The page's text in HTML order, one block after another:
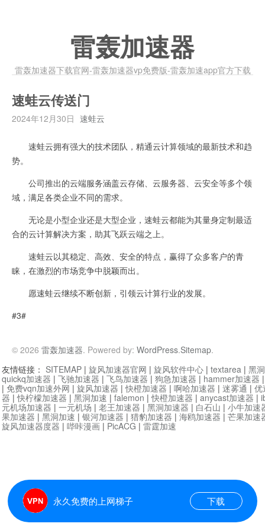
雷轰加速器
雷轰加速器下载官网-雷轰加速器vp免费版-雷轰加速app官方下载
速蛙云传送门
2024年12月30日 速蛙云
速蛙云拥有强大的技术团队，精通云计算领域的最新技术和趋
势。
公司推出的云端服务涵盖云存储、云服务器、云安全等多个领
域，满足各类企业不同的需求。
无论是小型企业还是大型企业，速蛙云都能为其量身定制最适
合的云计算解决方案，助其飞跃云端之上。
速蛙云以其稳定、高效、安全的特点，赢得了众多客户的青
睐，在激烈的市场竞争中脱颖而出。
愿速蛙云继续不断创新，引领云计算行业的发展。
#3#
© 2026 雷轰加速器. Powered by: WordPress.Sitemap.
永久免费的上网梯子 下载
友情链接： SITEMAP | 旋风加速器官网 | 旋风软件中心 | textarea | 黑
quickq加速器 | 飞驰加速器 | 飞鸟加速器 | 狗急加速器 | hammer加速器
| 免费vqn加速外网 | 旋风加速器 |快橙加速器 | 啊哈加速器 | 迷雾通 | 优
器 |快柠檬加速器 | 黑洞加速 | falemon |快橙加速器 | anycast加速器 |
元机场加速器 | 一元机场 | 老王加速器 | 黑洞加速器 | 白石山 | 小牛加速
果加速器 | 黑洞加速 | 银河加速器 | 猎豹加速器 | 海鸥加速器 | 芒果加速
旋风加速器度器 | 哔咔漫画 | PicACG | 雷霆加速